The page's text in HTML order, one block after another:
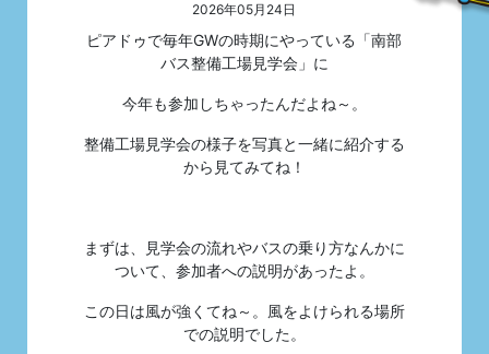
2026年05月24日
ピアドゥで毎年GWの時期にやっている「南部
バス整備工場見学会」に
今年も参加しちゃったんだよね～。
整備工場見学会の様子を写真と一緒に紹介する
から見てみてね！
まずは、見学会の流れやバスの乗り方なんかに
ついて、参加者への説明があったよ。
この日は風が強くてね～。風をよけられる場所
での説明でした。